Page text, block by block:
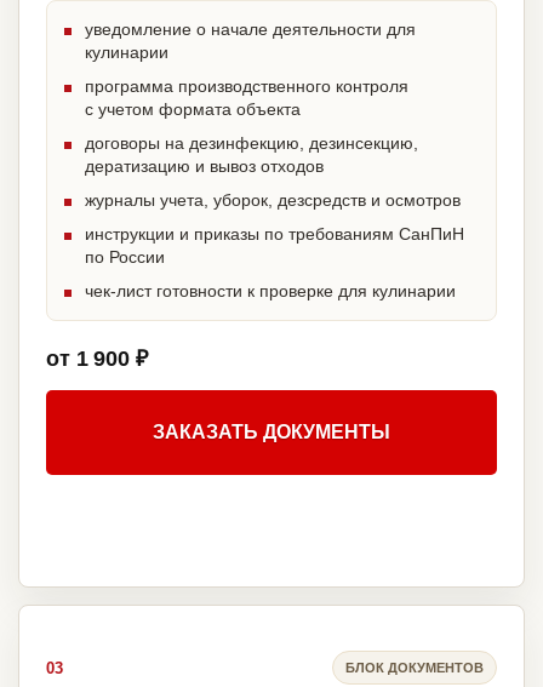
уведомление о начале деятельности для
кулинарии
программа производственного контроля
с учетом формата объекта
договоры на дезинфекцию, дезинсекцию,
дератизацию и вывоз отходов
журналы учета, уборок, дезсредств и осмотров
инструкции и приказы по требованиям СанПиН
по России
чек-лист готовности к проверке для кулинарии
от 1 900 ₽
ЗАКАЗАТЬ ДОКУМЕНТЫ
03 БЛОК ДОКУМЕНТОВ